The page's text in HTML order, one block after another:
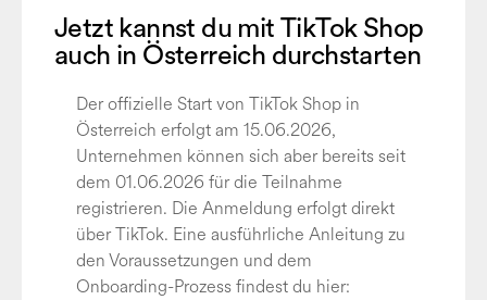
Jetzt kannst du mit TikTok Shop
auch in Österreich durchstarten
Der offizielle Start von TikTok Shop in
Österreich erfolgt am 15.06.2026,
Unternehmen können sich aber bereits seit
dem 01.06.2026 für die Teilnahme
registrieren. Die Anmeldung erfolgt direkt
über TikTok. Eine ausführliche Anleitung zu
den Voraussetzungen und dem
Onboarding-Prozess findest du hier: